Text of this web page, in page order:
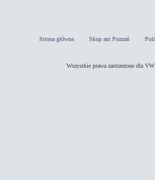
Strona główna Skup aut Poznań
Wszystkie prawa zastrzeżone dla